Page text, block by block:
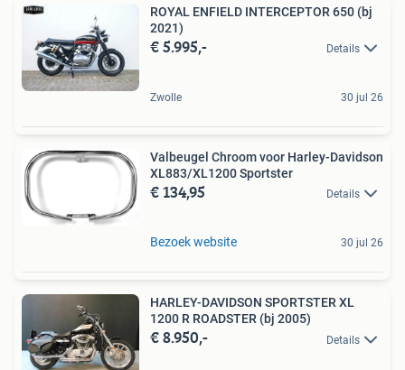
ROYAL ENFIELD INTERCEPTOR 650 (bj
2021)
€ 5.995,- Details
Zwolle 30 jul 26
Valbeugel Chroom voor Harley-Davidson
XL883/XL1200 Sportster
€ 134,95 Details
Bezoek website 30 jul 26
HARLEY-DAVIDSON SPORTSTER XL
1200 R ROADSTER (bj 2005)
€ 8.950,- Details